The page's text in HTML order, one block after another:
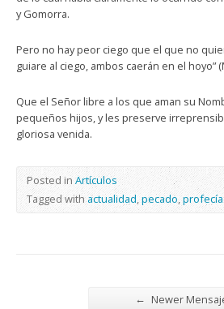
y Gomorra.
Pero no hay peor ciego que el que no
guiare al ciego, ambos caerán en el hoyo”
Que el Señor libre a los que aman su
pequeños hijos, y les preserve
gloriosa venida.
Posted in Artículos
Tagged withactualidad,pecado,profecía
← Newer